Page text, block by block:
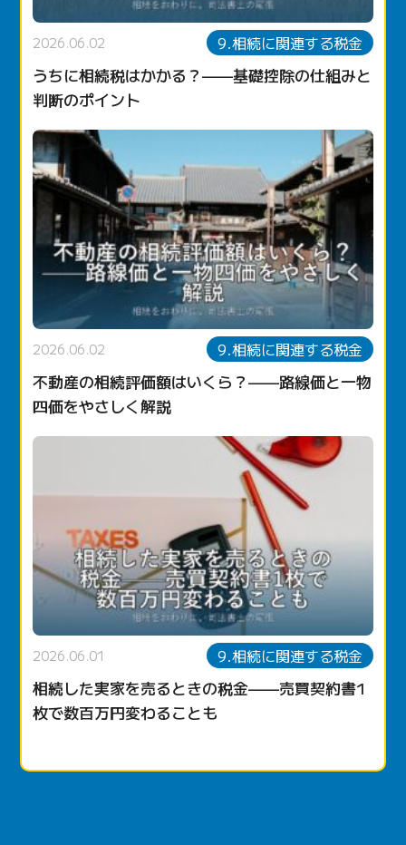
2026.06.02 9.相続に関連する税金
うちに相続税はかかる？——基礎控除の仕組みと
判断のポイント
2026.06.02 9.相続に関連する税金
不動産の相続評価額はいくら？——路線価と一物
四価をやさしく解説
2026.06.01 9.相続に関連する税金
相続した実家を売るときの税金——売買契約書1
枚で数百万円変わることも